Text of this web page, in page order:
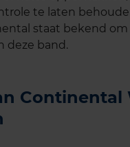
te laten
staat bekend
deze band.
Continental